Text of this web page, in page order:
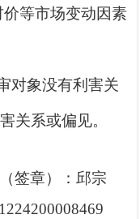
等市场变动因素
对象没有利害关
关系或偏见。
）：邱宗